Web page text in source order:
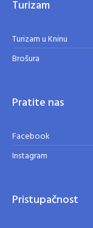
Turizam
Turizam u Kninu
Brošura
Pratite nas
Facebook
Instagram
Pristupačnost